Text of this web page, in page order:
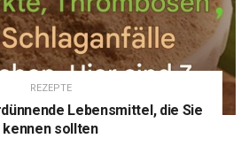
REZEPTE
Lebensmittel, die Sie
kennen sollten